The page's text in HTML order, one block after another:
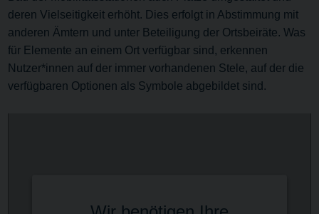
deren Vielseitigkeit erhöht. Dies erfolgt in Abstimmung mit
anderen Ämtern und unter Beteiligung der Ortsbeiräte. Was
für Elemente an einem Ort verfügbar sind, erkennen
Nutzer*innen auf der immer vorhandenen Stele, auf der die
verfügbaren Optionen als Symbole abgebildet sind.